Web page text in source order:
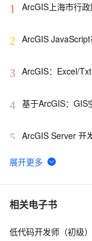
1 ArcGIS上海市行
2 ArcGIS
3 ArcGIS：Excel/
的字段计算器的使
4 基于ArcGIS：GIS
5 ArcGIS Server 开
6
Silverlight 结合
7 ArcGIS：如何对要
8 ArcGIS 栅格数据
相关电子书
低代码开发师（初级